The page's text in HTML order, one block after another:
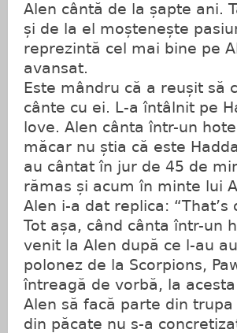
Alen cântă de la șapte ani.
și de la el moștenește
reprezintă cel mai bine pe
avansat.
Este mândru că a reușit să
cânte cu ei. L-a întâlnit pe
love. Alen cânta într-un
măcar nu știa că este
au cântat în jur de 45 de
rămas și acum în minte lui
Alen i-a dat replica: “That’s
Tot așa, când cânta într-un
venit la Alen după ce l-au
polonez de la Scorpions,
întreagă de vorbă, la
Alen să facă parte din
din păcate nu s-a